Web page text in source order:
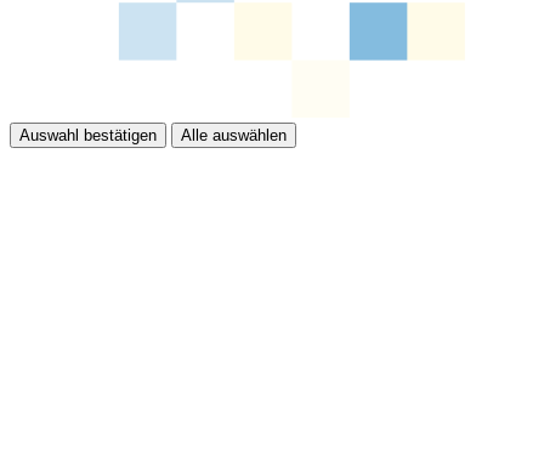
Auswahl bestätigen Alle auswählen